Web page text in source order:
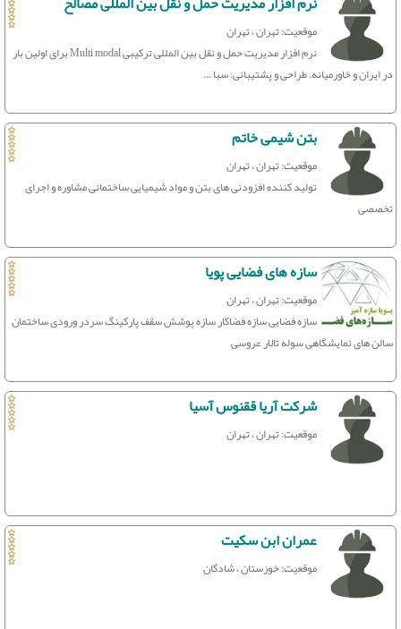
موقعیت: تهران ، تهران
نرم افزار مدیریت حمل و نقل بین المللی ترکیبی Multi modal برای اولین بار
در ایران و خاورمیانه. طراحی و پشتیبانی: سبا ...
بتن شیمی خاتم
موقعیت: تهران ، تهران
تولید کننده افزودنی های بتن و مواد شیمیایی ساختمانی مشاوره و اجرای
تخصصی
سازه های فضایی پویا
موقعیت: تهران ، تهران
سازه فضایی سازه فضاکار سازه پوشش سقف پارکینگ سردر ورودی ساختمان
سالن های نمایشگاهی سوله تالار عروسی
شرکت آریا ققنوس آسیا
موقعیت: تهران ، تهران
عمران ابن سکیت
موقعیت: خوزستان ، شادگان